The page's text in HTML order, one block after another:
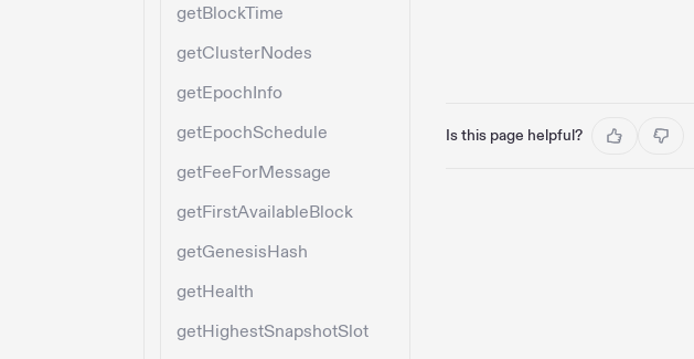
getBlockTime
getClusterNodes
getEpochInfo
getEpochSchedule
getFeeForMessage
getFirstAvailableBlock
getGenesisHash
getHealth
getHighestSnapshotSlot
Is this page helpful?